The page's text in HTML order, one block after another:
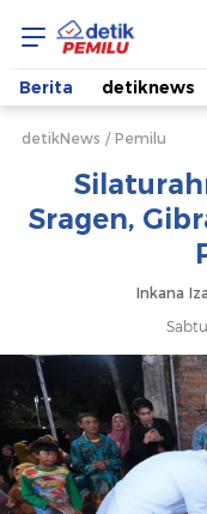
ke
Ketua
PCNU
Sragen,
Gibran
Bahas
Dana
Berita detiknews
detikNews Pemilu
Sragen,
Inkana